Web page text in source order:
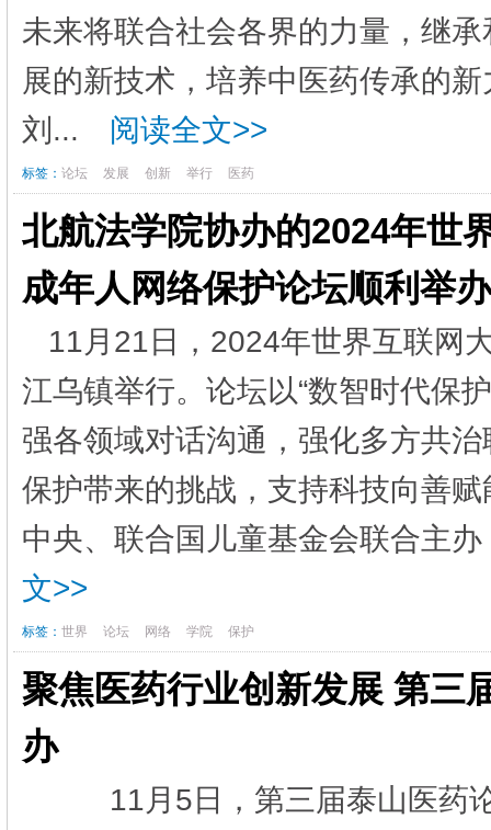
未来将联合社会各界的力量，继
展的新技术，培养中医药传承的
刘...
阅读全文>>
标签： 论坛 发展 创新 举行 医药
北航法学院协办的2024年世
成年人网络保护论坛顺利举办
11月21日，2024年世界互联网
江乌镇举行。论坛以“数智时代保
强各领域对话沟通，强化多方共
保护带来的挑战，支持科技向善
中央、联合国儿童基金会联合主
文>>
标签： 世界 论坛 网络 学院 保护
聚焦医药行业创新发展 第三
办
11月5日，第三届泰山医药